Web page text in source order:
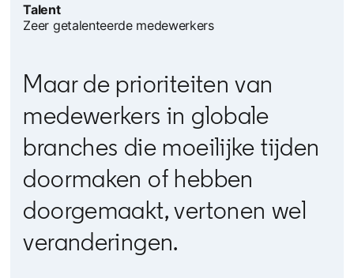
Talent
Zeer getalenteerde medewerkers
Maar de prioriteiten van
medewerkers in globale
branches die moeilijke tijden
doormaken of hebben
doorgemaakt, vertonen wel
veranderingen.